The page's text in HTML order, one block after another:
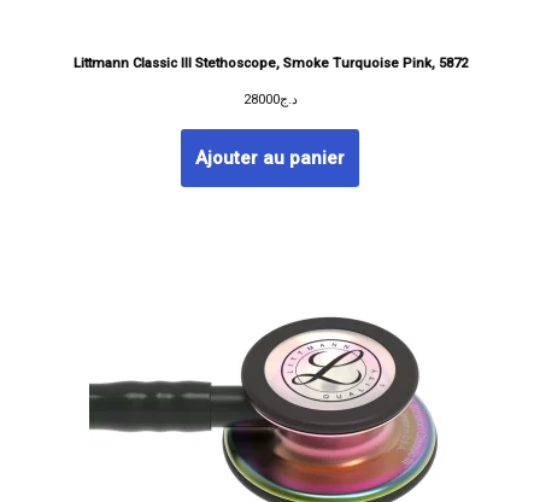
Littmann Classic III Stethoscope, Smoke Turquoise Pink, 5872
د.ج28000
Ajouter au panier